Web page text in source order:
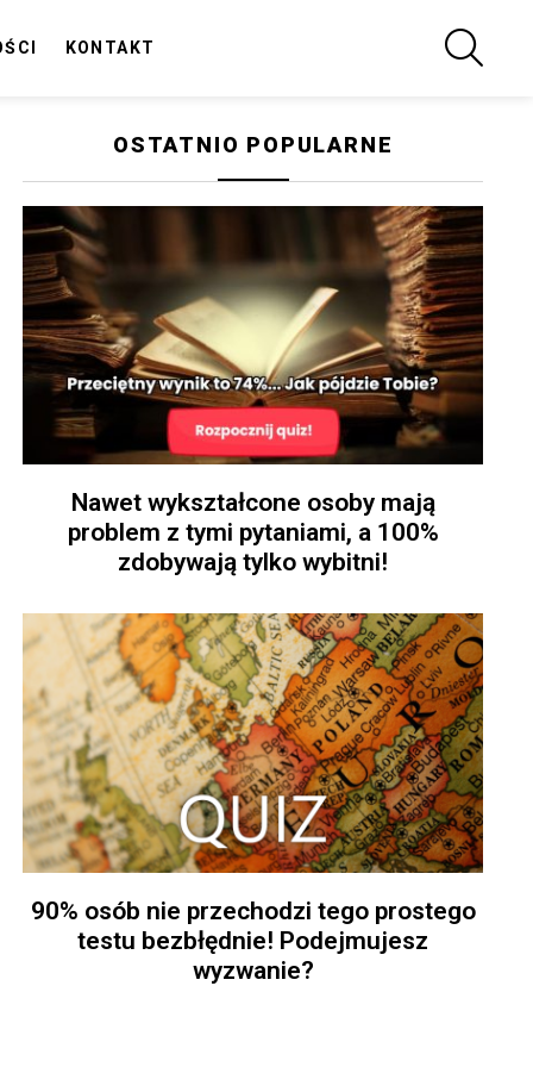
KONTAKT
OSTATNIO POPULARNE
Nawet wykształcone osoby mają
problem z tymi pytaniami, a 100%
zdobywają tylko wybitni!
90% osób nie przechodzi tego prostego
testu bezbłędnie! Podejmujesz
wyzwanie?